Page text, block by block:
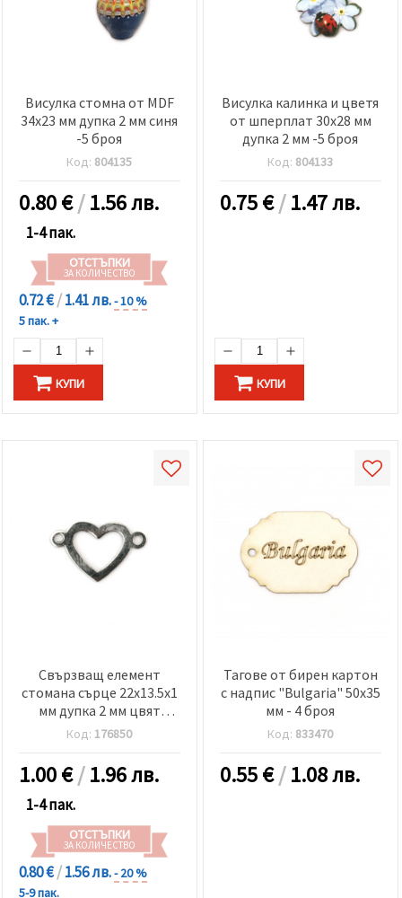
Висулка стомна от MDF
34x23 мм дупка 2 мм синя
-5 броя
Код: 804135
0.80€/1.56 лв.
1-4 пак.
ОТСТЪПКИ
ЗА КОЛИЧЕСТВО
0.72 €/1.41 лв.- 10 %
5 пак. +
КУПИ
Висулка калинка и цветя
от шперплат 30x28 мм
дупка 2 мм -5 броя
Код: 804133
0.75€/1.47 лв.
КУПИ
Свързващ елемент
стомана сърце 22x13.5x1
мм дупка 2 мм цвят
сребро -2 броя
Код: 176850
1.00€/1.96 лв.
1-4 пак.
ОТСТЪПКИ
ЗА КОЛИЧЕСТВО
0.80 €/1.56 лв.- 20 %
5-9 пак.
Тагове от бирен картон
с надпис "Bulgaria" 50x35
мм - 4 броя
Код: 833470
0.55€/1.08 лв.